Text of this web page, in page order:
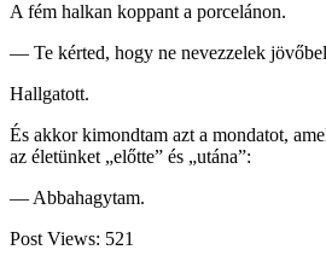
A fém halkan koppant a porcelánon.
— Te kérted, hogy ne nevezzelek
Hallgatott.
És akkor kimondtam azt a mondatot,
az életünket „előtte” és „utána”:
— Abbahagytam.
Post Views: 521